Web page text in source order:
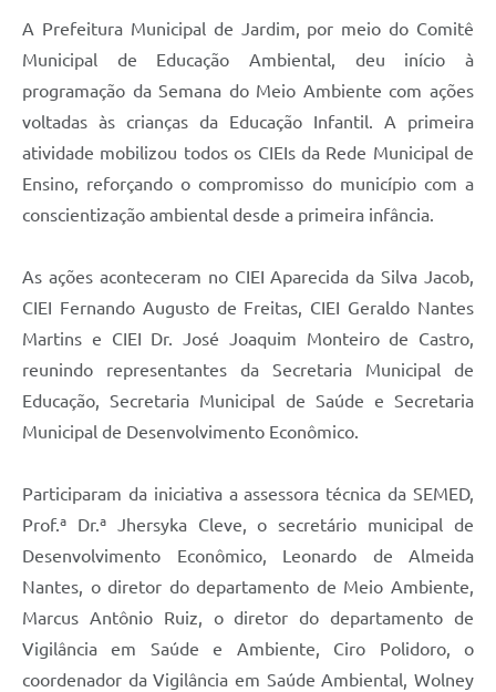
A Prefeitura Municipal de Jardim, por meio do Comitê
Municipal de Educação Ambiental, deu início à
programação da Semana do Meio Ambiente com ações
voltadas às crianças da Educação Infantil. A primeira
atividade mobilizou todos os CIEIs da Rede Municipal de
Ensino, reforçando o compromisso do município com a
conscientização ambiental desde a primeira infância.
As ações aconteceram no CIEI Aparecida da Silva Jacob,
CIEI Fernando Augusto de Freitas, CIEI Geraldo Nantes
Martins e CIEI Dr. José Joaquim Monteiro de Castro,
reunindo representantes da Secretaria Municipal de
Educação, Secretaria Municipal de Saúde e Secretaria
Municipal de Desenvolvimento Econômico.
Participaram da iniciativa a assessora técnica da SEMED,
Prof.ª Dr.ª Jhersyka Cleve, o secretário municipal de
Desenvolvimento Econômico, Leonardo de Almeida
Nantes, o diretor do departamento de Meio Ambiente,
Marcus Antônio Ruiz, o diretor do departamento de
Vigilância em Saúde e Ambiente, Ciro Polidoro, o
coordenador da Vigilância em Saúde Ambiental, Wolney